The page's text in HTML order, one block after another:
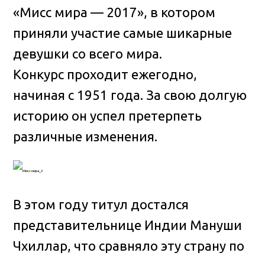
«Мисс мира — 2017», в котором
приняли участие самые шикарные
девушки со всего мира.
Конкурс проходит ежегодно,
начиная с 1951 года. За свою долгую
историю он успел претерпеть
различные изменения.
В этом году титул достался
представительнице Индии Мануши
Чхиллар, что сравняло эту страну по